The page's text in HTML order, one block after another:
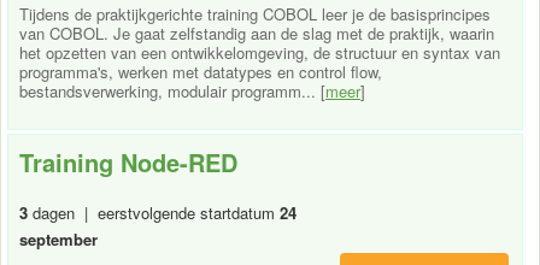
Tijdens de praktijkgerichte training COBOL leer je de basisprincipes
van COBOL. Je gaat zelfstandig aan de slag met de praktijk, waarin
het opzetten van een ontwikkelomgeving, de structuur en syntax van
programma's, werken met datatypes en control flow,
bestandsverwerking, modulair programm... [meer]
Training Node-RED
3 dagen | eerstvolgende startdatum 24
september